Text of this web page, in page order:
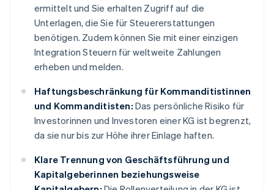
ermittelt und Sie erhalten Zugriff auf die
Unterlagen, die Sie für Steuererstattungen
benötigen. Zudem können Sie mit einer einzigen
Integration Steuern für weltweite Zahlungen
erheben und melden.
Haftungsbeschränkung für Kommanditistinnen
und Kommanditisten: Das persönliche Risiko für
Investorinnen und Investoren einer KG ist begrenzt,
da sie nur bis zur Höhe ihrer Einlage haften.
Klare Trennung von Geschäftsführung und
Kapitalgeberinnen beziehungsweise